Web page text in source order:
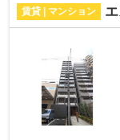
賃貸 | マンション エ